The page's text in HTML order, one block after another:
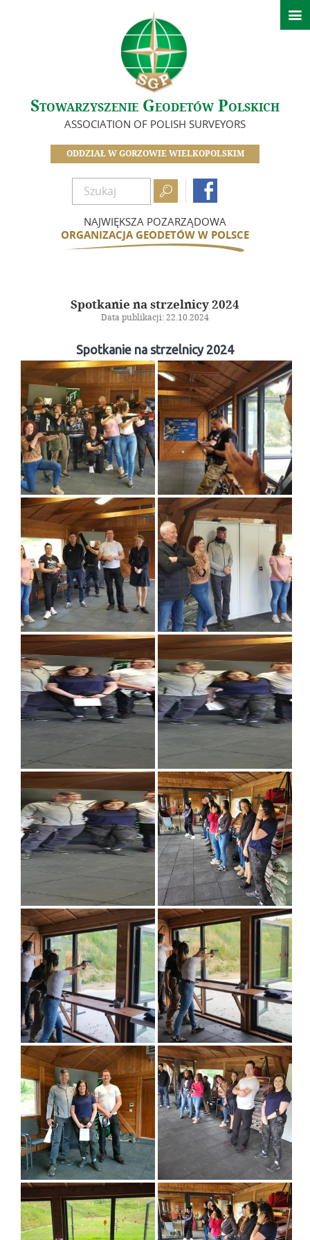
Stowarzyszenie Geodetów Polskich
ASSOCIATION OF POLISH SURVEYORS
ODDZIAŁ W GORZOWIE WIELKOPOLSKIM
 
NAJWIĘKSZA POZARZĄDOWA
ORGANIZACJA GEODETÓW W POLSCE

Aktualności
O nas
Historia Oddziału
Zarząd
Zasłużeni dla Oddziału
Zostań członkiem SGP
Dokumenty
Działalność
Kalendarz wydarzeń
Galeria
Linki
Instytucje geodezyjne
Ośrodki naukowe
Organizacje międzynarodowe
Standardy techniczne
Kontakt
Spotkanie na strzelnicy 2024
Data publikacji: 22.10.2024
Spotkanie na strzelnicy 2024